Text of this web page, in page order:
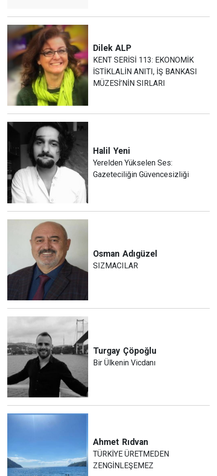
Dilek ALP
KENT SERİSİ 113: EKONOMİK
İSTİKLALİN ANITI, İŞ BANKASI
MÜZESİ’NİN SIRLARI
Halil Yeni
Yerelden Yükselen Ses:
Gazeteciliğin Güvencesizliği
Osman Adıgüzel
SIZMACILAR
Turgay Çöpoğlu
Bir Ülkenin Vicdanı
Ahmet Rıdvan
TÜRKİYE ÜRETMEDEN
ZENGİNLEŞEMEZ